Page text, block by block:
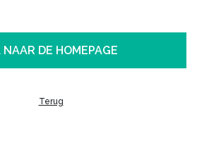
NAAR DE HOMEPAGE
Terug